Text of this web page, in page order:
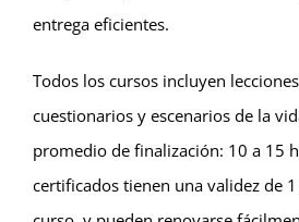
entrega eficientes.
Todos los cursos incluyen
cuestionarios y escenarios de la
promedio de finalización: 10 a 15
certificados tienen una validez de